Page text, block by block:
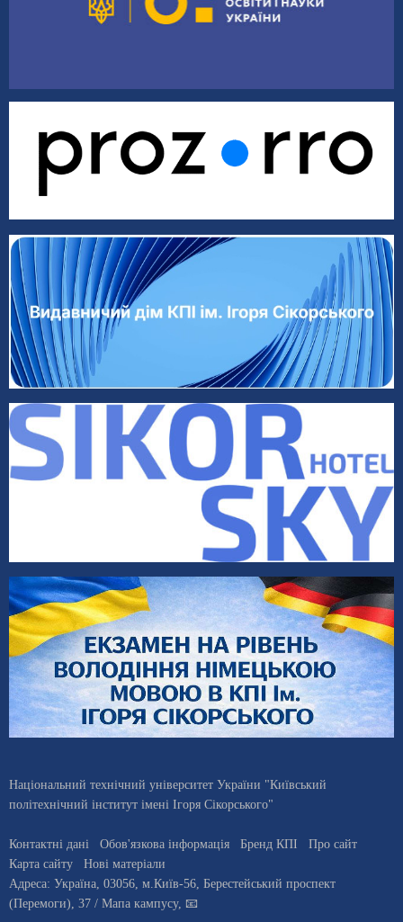
Національний технічний університет України "Київський
політехнічний інститут імені Ігоря Сікорського"
Контактні дані Обов'язкова інформація Бренд КПІ
Про сайт
Карта сайту
Нові матеріали
Адреса: Україна 03056 , м. Київ-56, Берестейський проспект
(Перемоги), 37 / Мапа кампусу, 📧